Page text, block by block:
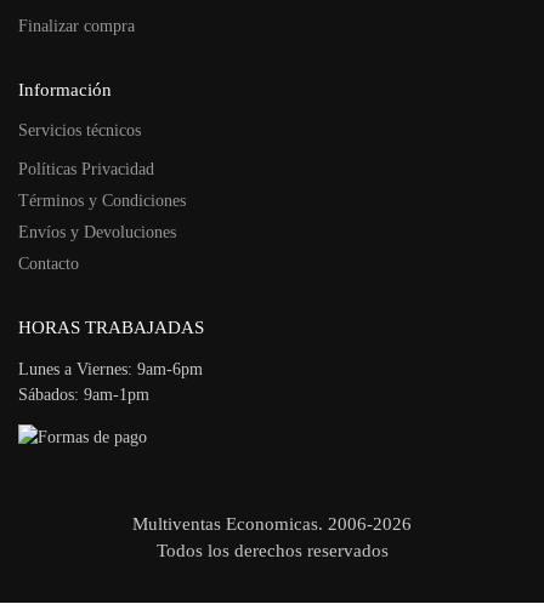
Finalizar compra
Información
Servicios técnicos
Políticas Privacidad
Términos y Condiciones
Envíos y Devoluciones
Contacto
HORAS TRABAJADAS
Lunes a Viernes: 9am-6pm
Sábados: 9am-1pm
Multiventas Economicas. 2006-2026
Todos los derechos reservados